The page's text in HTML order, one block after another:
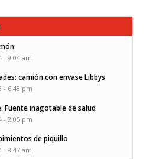
- 9:04 am
camión con envase Libbys
- 6:48 pm
Fuente inagotable de salud
- 2:05 pm
de piquillo
- 8:47 am